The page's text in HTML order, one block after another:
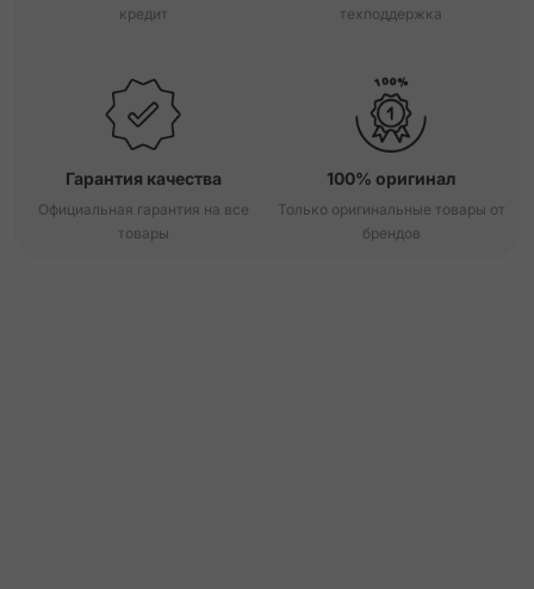
кредит
техподдержка
Гарантия качества
Официальная гарантия на все
товары
100% оригинал
Только оригинальные товары от
брендов